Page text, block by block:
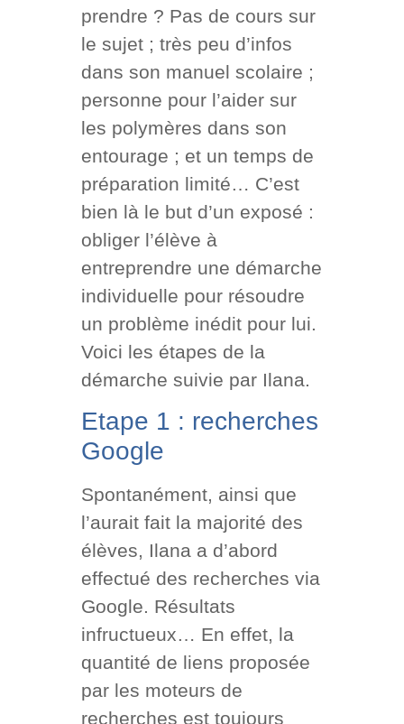
prendre ? Pas de cours sur
le sujet ; très peu d’infos
dans son manuel scolaire ;
personne pour l’aider sur
les polymères dans son
entourage ; et un temps de
préparation limité… C’est
bien là le but d’un exposé :
obliger l’élève à
entreprendre une démarche
individuelle pour résoudre
un problème inédit pour lui.
Voici les étapes de la
démarche suivie par Ilana.
Etape 1 : recherches
Google
Spontanément, ainsi que
l’aurait fait la majorité des
élèves, Ilana a d’abord
effectué des recherches via
Google. Résultats
infructueux… En effet, la
quantité de liens proposée
par les moteurs de
recherches est toujours